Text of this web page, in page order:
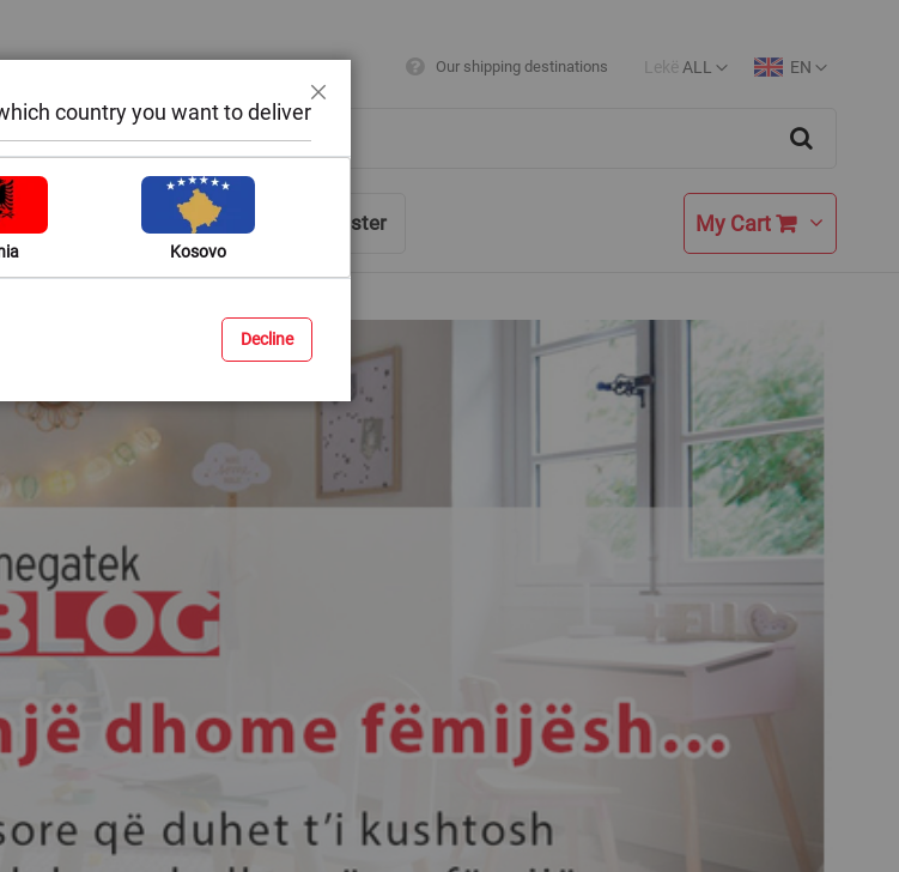
Our shipping destinations
Currency
Lekë ALL
Language
EN
Blog Help & Advice Login/Register My Cart
country you want to deliver
Kosovo
Decline